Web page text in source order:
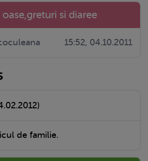
si diaree
15:52, 04.10.2011
de familie.